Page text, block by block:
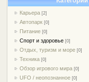
Карьера [2]
Автопарк [0]
Питание [0]
Спорт и здоровье [0]
Отдых, туризм и море [0]
Техника [0]
Обзор игрового мира [0]
UFO / неопознанное [0]